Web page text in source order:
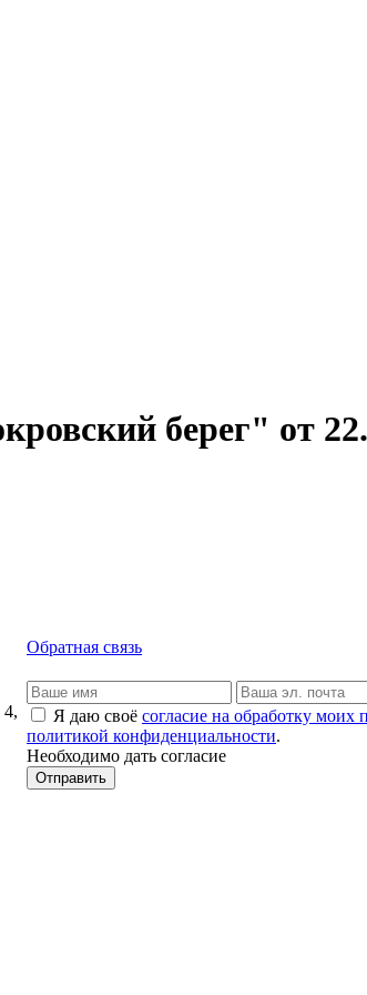
берег" от
4,
Обратная связь
Я даю своё согласие на обработку
политикой конфиденциальности.
Необходимо дать согласие
Отправить